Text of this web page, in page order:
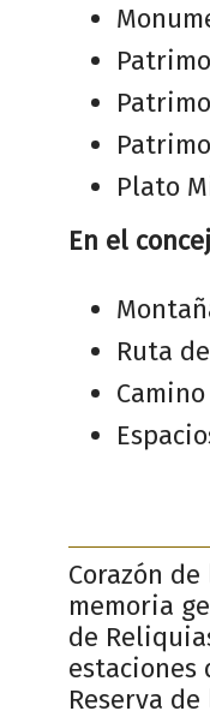
Plato
En el
Ruta
Corazón
memoria
de
estaciones
Reserva